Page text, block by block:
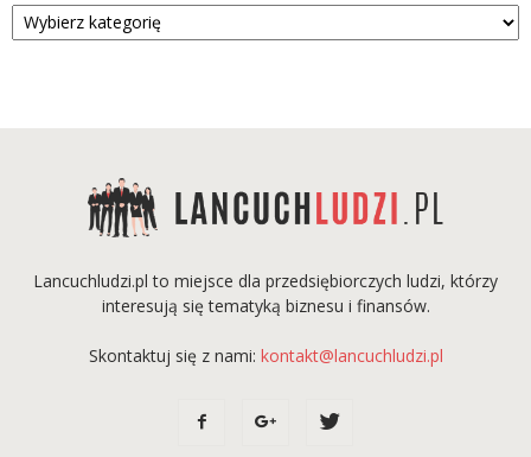
Lancuchludzi.pl to miejsce dla przedsiębiorczych ludzi, którzy
interesują się tematyką biznesu i finansów.
Skontaktuj się z nami: kontakt@lancuchludzi.pl